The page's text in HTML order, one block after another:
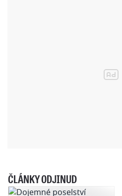
ČLÁNKY ODJINUD